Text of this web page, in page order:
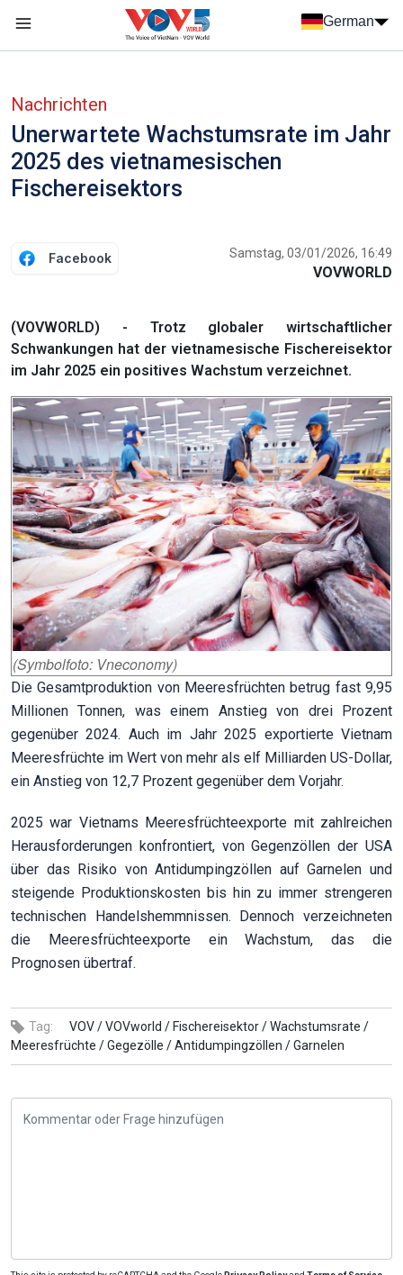
German
Nachrichten
Unerwartete Wachstumsrate im Jahr
2025 des vietnamesischen
Fischereisektors
Facebook Samstag, 03/01/2026, 16:49
VOVWORLD
(VOVWORLD) - Trotz globaler wirtschaftlicher
Schwankungen hat der vietnamesische Fischereisektor
im Jahr 2025 ein positives Wachstum verzeichnet.
(Symbolfoto: Vneconomy)
Die Gesamtproduktion von Meeresfrüchten betrug fast 9,95
Millionen Tonnen, was einem Anstieg von drei Prozent
gegenüber 2024. Auch im Jahr 2025 exportierte Vietnam
Meeresfrüchte im Wert von mehr als elf Milliarden US-Dollar,
ein Anstieg von 12,7 Prozent gegenüber dem Vorjahr.
2025 war Vietnams Meeresfrüchteexporte mit zahlreichen
Herausforderungen konfrontiert, von Gegenzöllen der USA
über das Risiko von Antidumpingzöllen auf Garnelen und
steigende Produktionskosten bis hin zu immer strengeren
technischen Handelshemmnissen. Dennoch verzeichneten
die Meeresfrüchteexporte ein Wachstum, das die
Prognosen übertraf.
Tag: VOV /VOVworld / Fischereisektor /Wachstumsrate /
Meeresfrüchte /Gegezölle /Antidumpingzöllen /Garnelen